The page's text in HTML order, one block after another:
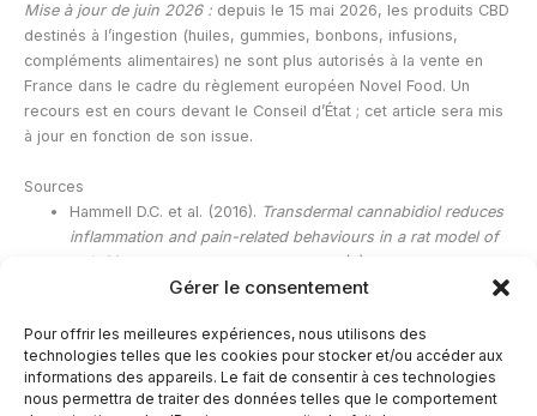
Gérer le consentement
Pour offrir les meilleures expériences, nous utilisons des
technologies telles que les cookies pour stocker et/ou accéder aux
informations des appareils. Le fait de consentir à ces technologies
nous permettra de traiter des données telles que le comportement
Mise à jour de juin 2026 : depuis le 15 mai 2026, les produits CBD
destinés à l’ingestion (huiles, gummies, bonbons, infusions,
compléments alimentaires) ne sont plus autorisés à la vente en
France dans le cadre du règlement européen Novel Food. Un
recours est en cours devant le Conseil d’État ; cet article sera mis
à jour en fonction de son issue.
Sources
Hammell D.C. et al. (2016). Transdermal cannabidiol reduces
inflammation and pain-related behaviours in a rat model of
arthritis.
European Journal of Pain, 20(6):936-948.
Vučković S. et al. (2018).Cannabinoids and Pain: New
9:1259.
ANSES.Le CBD (cannabidiol).anses.fr